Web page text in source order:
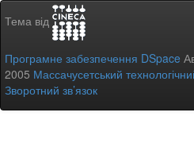
Тема від
Програмне забезпечення DSpace
2005 Массачусетський
Зворотний зв’язок